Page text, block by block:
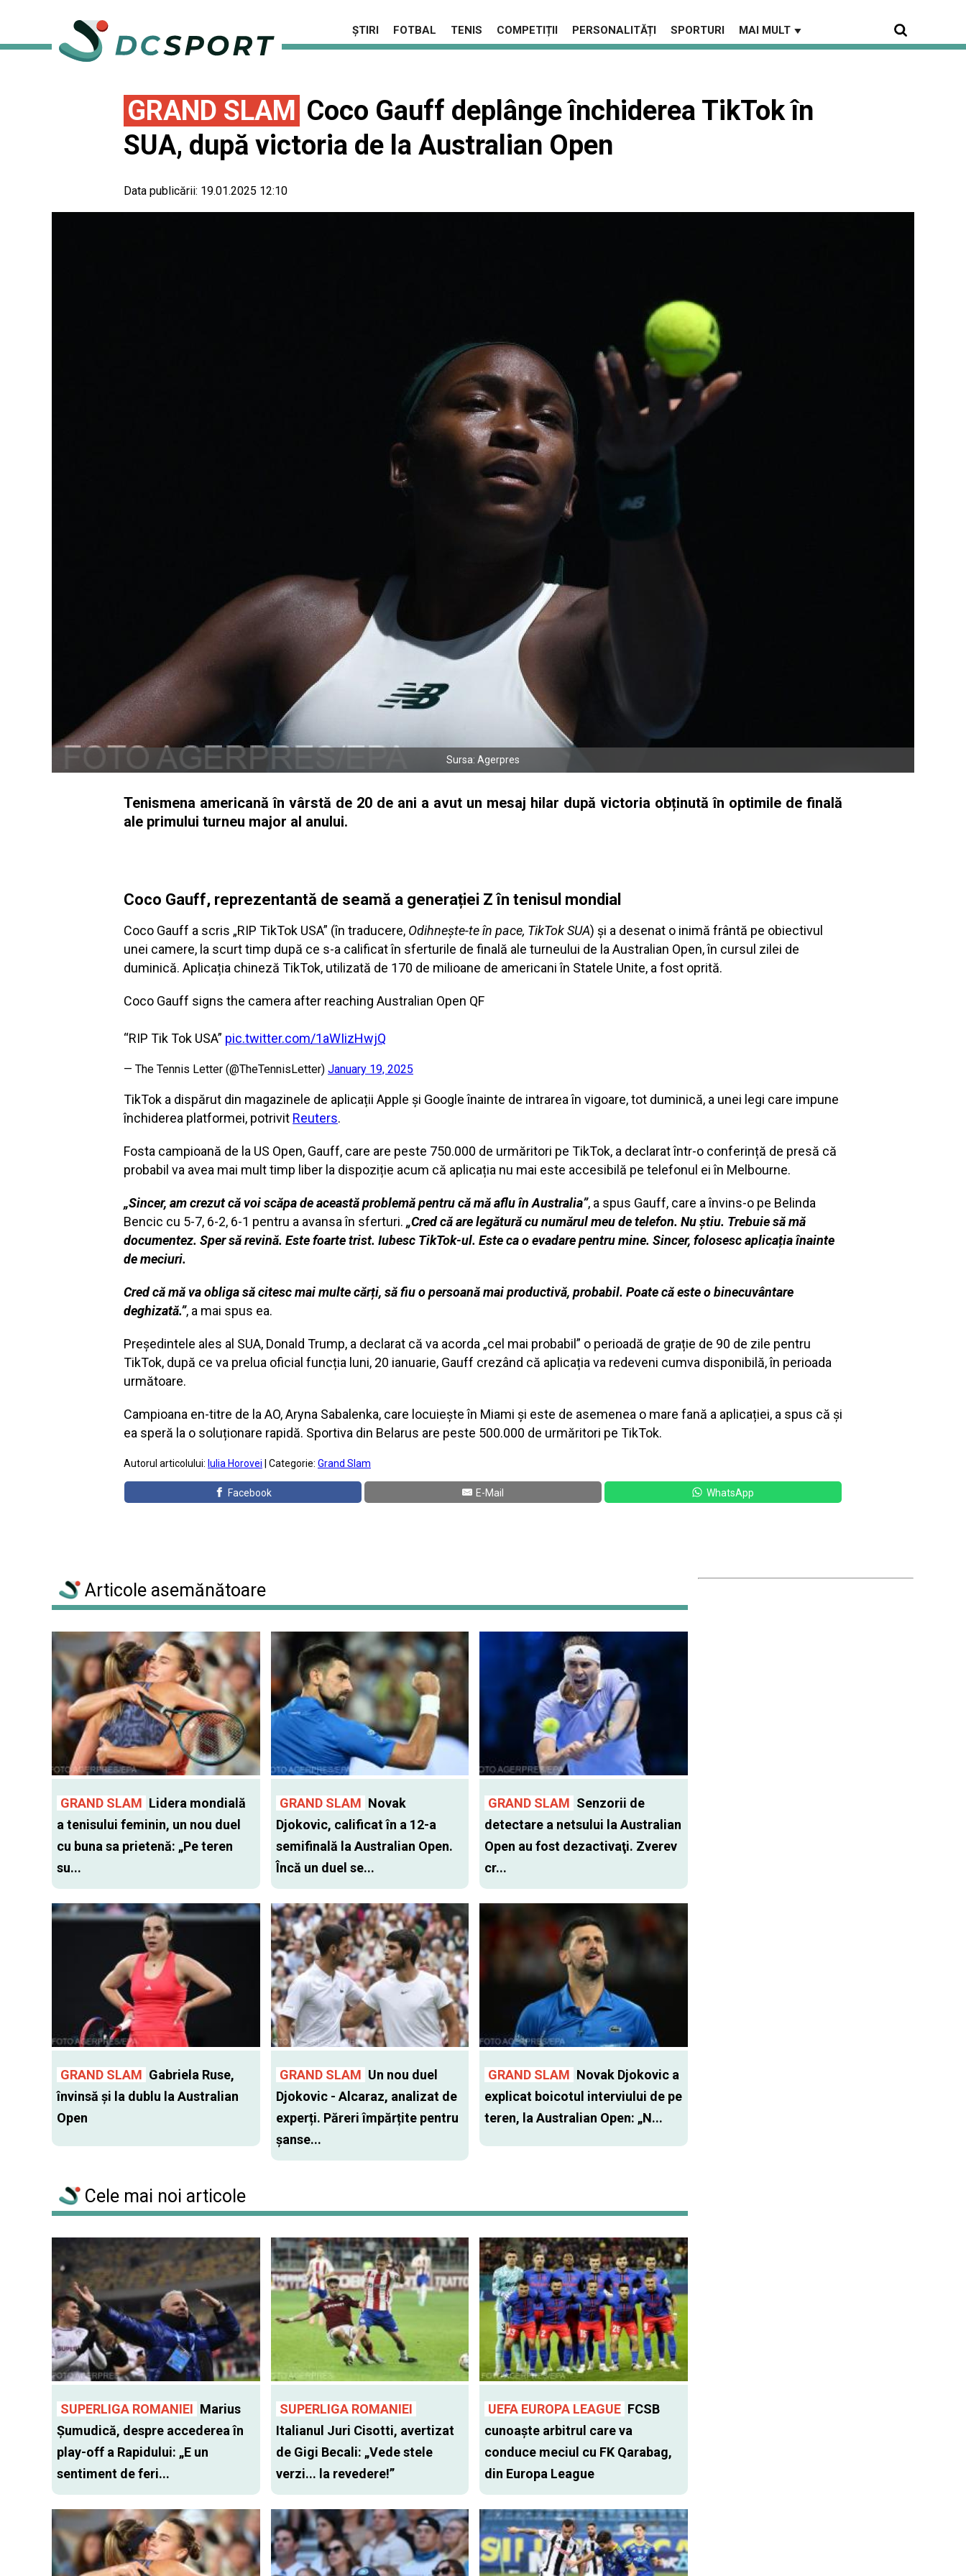
ȘTIRI FOTBAL TENIS COMPETIȚII PERSONALITĂȚI SPORTURI MAI MULT ▼
GRAND SLAM Coco Gauff deplânge închiderea TikTok în
SUA, după victoria de la Australian Open
Data publicării: 19.01.2025 12:10
Sursa: Agerpres
Tenismena americană în vârstă de 20 de ani a avut un mesaj hilar după victoria obținută în optimile de finală
ale primului turneu major al anului.
Coco Gauff, reprezentantă de seamă a generației Z în tenisul mondial
Coco Gauff a scris „RIP TikTok USA” (în traducere, Odihnește-te în pace, TikTok SUA) și a desenat o inimă frântă pe obiectivul
unei camere, la scurt timp după ce s-a calificat în sferturile de finală ale turneului de la Australian Open, în cursul zilei de
duminică. Aplicația chineză TikTok, utilizată de 170 de milioane de americani în Statele Unite, a fost oprită.
Coco Gauff signs the camera after reaching Australian Open QF
“RIP Tik Tok USA” pic.twitter.com/1aWIizHwjQ
— The Tennis Letter (@TheTennisLetter) January 19, 2025
TikTok a dispărut din magazinele de aplicații Apple și Google înainte de intrarea în vigoare, tot duminică, a unei legi care impune
închiderea platformei, potrivit Reuters.
Fosta campioană de la US Open, Gauff, care are peste 750.000 de urmăritori pe TikTok, a declarat într-o conferință de presă că
probabil va avea mai mult timp liber la dispoziție acum că aplicația nu mai este accesibilă pe telefonul ei în Melbourne.
„Sincer, am crezut că voi scăpa de această problemă pentru că mă aflu în Australia”, a spus Gauff, care a învins-o pe Belinda
Bencic cu 5-7, 6-2, 6-1 pentru a avansa în sferturi. „Cred că are legătură cu numărul meu de telefon. Nu știu. Trebuie să mă
documentez. Sper să revină. Este foarte trist. Iubesc TikTok-ul. Este ca o evadare pentru mine. Sincer, folosesc aplicația înainte
de meciuri.
Cred că mă va obliga să citesc mai multe cărți, să fiu o persoană mai productivă, probabil. Poate că este o binecuvântare
deghizată.”, a mai spus ea.
Președintele ales al SUA, Donald Trump, a declarat că va acorda „cel mai probabil” o perioadă de grație de 90 de zile pentru
TikTok, după ce va prelua oficial funcția luni, 20 ianuarie, Gauff crezând că aplicația va redeveni cumva disponibilă, în perioada
următoare.
Campioana en-titre de la AO, Aryna Sabalenka, care locuiește în Miami și este de asemenea o mare fană a aplicației, a spus că și
ea speră la o soluționare rapidă. Sportiva din Belarus are peste 500.000 de urmăritori pe TikTok.
Autorul articolului: Iulia Horovei | Categorie: Grand Slam
Facebook E-Mail WhatsApp
Articole asemănătoare
GRAND SLAM Lidera mondială
a tenisului feminin, un nou duel
cu buna sa prietenă: „Pe teren
su...
GRAND SLAM Novak
Djokovic, calificat în a 12-a
semifinală la Australian Open.
Încă un duel se...
GRAND SLAM Senzorii de
detectare a netsului la Australian
Open au fost dezactivaţi. Zverev
cr...
GRAND SLAM Gabriela Ruse,
învinsă şi la dublu la Australian
Open
GRAND SLAM Un nou duel
Djokovic - Alcaraz, analizat de
experți. Păreri împărțite pentru
șanse...
GRAND SLAM Novak Djokovic a
explicat boicotul interviului de pe
teren, la Australian Open: „N...
Cele mai noi articole
SUPERLIGA ROMANIEI Marius
Șumudică, despre accederea în
play-off a Rapidului: „E un
sentiment de feri...
SUPERLIGA ROMANIEI
Italianul Juri Cisotti, avertizat
de Gigi Becali: „Vede stele
verzi... la revedere!”
UEFA EUROPA LEAGUE FCSB
cunoaște arbitrul care va
conduce meciul cu FK Qarabag,
din Europa League